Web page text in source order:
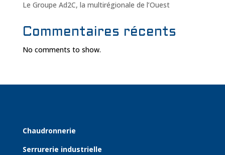
Le Groupe Ad2C, la multirégionale de l’Ouest
Commentaires récents
No comments to show.
Chaudronnerie
Serrurerie industrielle